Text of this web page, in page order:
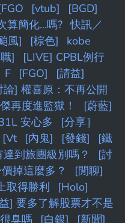
[vtub]
[BGD]
算簡化...嗎? 快訊／
風] [棕色]
kobe
]
[LIVE] CPBL例行
F [FGO]
[請益]
論] 權喜原：不再公開
再度進監獄！
[蔚藍]
安心多
[分享］
[Vt [內鬼] [發錢]
[鐵
到旅團級別嗎？
[討
掉這麼多？
[閒聊]
取得勝利
[Holo]
] 要多了解股票才不是
臭嗎 [白銀]
[新聞]